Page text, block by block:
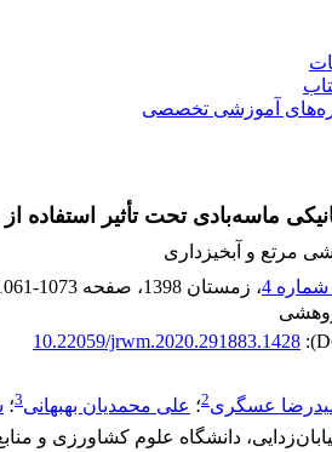
آموزشی تخصصی
ماسه‌بادی تحت تأثیر استفاده
مرتع و آبخیزداری
، زمستان 1398 ، صفحه 1073
10.22059/jrwm.2020.291883.1428
عسگری2؛ علی محمدیان بهبهانی3؛
دانشگاه علوم کشاورزی و